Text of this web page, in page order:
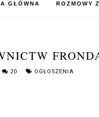
GŁÓWNA ROZMOWY
20 OGŁOSZENIA